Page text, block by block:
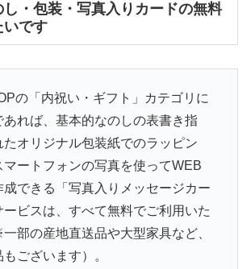
・包装・写真入りカードの無料
いです
の「内祝い・ギフト」カテゴリに
あれば、基本的なのしの表書き指
たオリジナル包装紙でのラッピン
マートフォンの写真を使ってWEB
できる「写真入りメッセージカー
ービスは、すべて無料でご利用いた
部の産地直送品や大型家具など、
ございます）。